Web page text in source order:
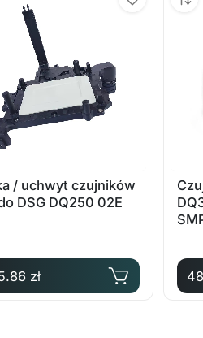
/ uchwyt czujników
DSG DQ250 02E
zł